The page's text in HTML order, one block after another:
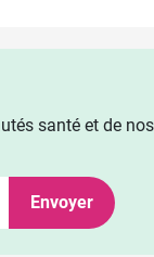
santé et de
Envoyer